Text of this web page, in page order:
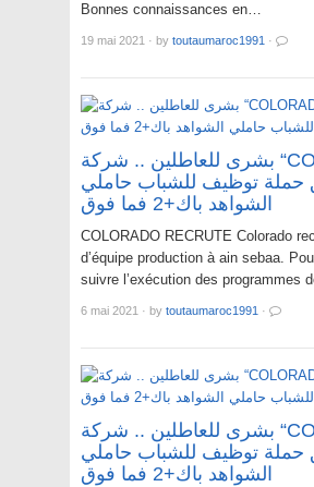
Bonnes connaissances en…
19 mai 2021 · by toutaumaroc1991 ·
بشرى للعاطلين .. شركة “COLORADO”
حملة توظيف للشباب حاملي
الشواهد باك+2 فما فوق
COLORADO RECRUTE Colorado
d’équipe production à ain sebaa.
suivre l’exécution des programmes
6 mai 2021 · by toutaumaroc1991 ·
بشرى للعاطلين .. شركة “COLORADO”
حملة توظيف للشباب حاملي
الشواهد باك+2 فما فوق